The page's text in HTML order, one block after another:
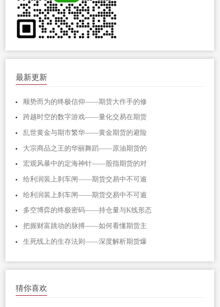
最新更新
顺势而为的终极信仰——期货大作手的修
跨越时空的数字游戏——量化交易在期货
乱世黄金与期市繁华——黄金期货的避险
大宗商品之王的华丽舞蹈——原油期货的
宏观风暴中的定海神针——股指期货的对
给利润装上刹车闸——期货交易中不可逾
给利润装上刹车闸——期货交易中不可逾
多空博弈的终极密码——持仓量与K线形态
把握财富跳动的脉搏——如何看懂期货主
生死线上的生存法则——深度解析期货爆
猜你喜欢